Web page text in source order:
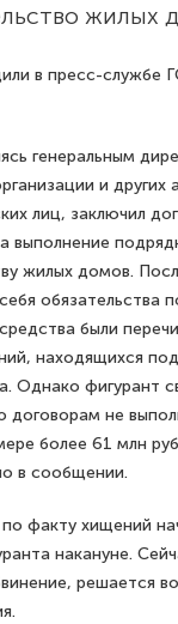
жилых
в пресс-службе
генеральным
и
лиц, заключил
выполнение
жилых домов.
обязательства
были
находящихся
Однако фигурант
договорам не
более 61 млн
в сообщении.
факту хищений
накануне.
решается